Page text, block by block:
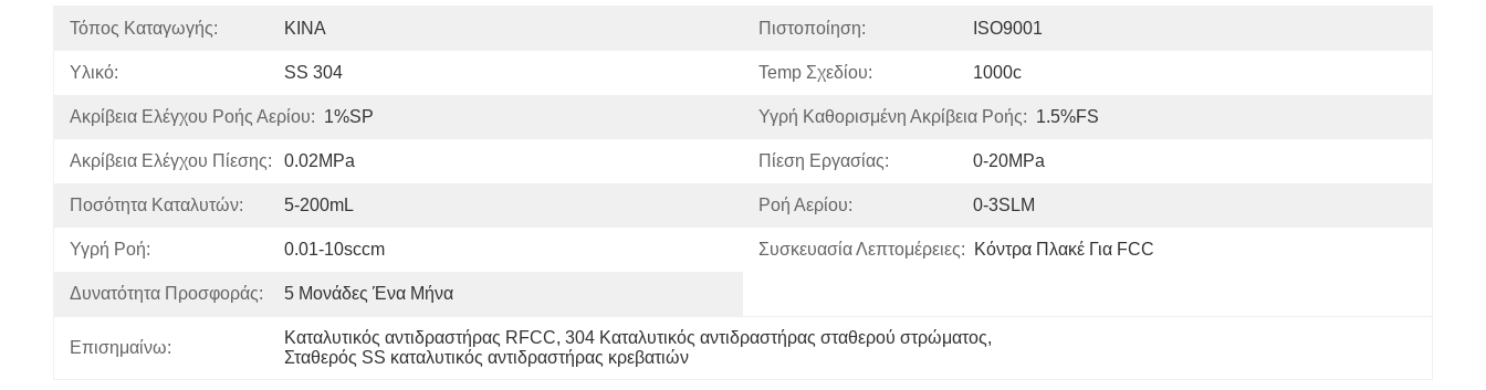
Τόπος Καταγωγής: ΚΙΝΑ Πιστοποίηση: ISO9001
Υλικό: SS 304 Temp Σχεδίου: 1000c
Ακρίβεια Ελέγχου Ροής Αερίου: 1%SP Υγρή Καθορισμένη Ακρίβεια Ροής: 1.5%FS
Ακρίβεια Ελέγχου Πίεσης: 0.02MPa Πίεση Εργασίας: 0-20MPa
Ποσότητα Καταλυτών: 5-200mL Ροή Αερίου: 0-3SLM
Υγρή Ροή: 0.01-10sccm Συσκευασία Λεπτομέρειες: Κόντρα Πλακέ Για FCC
Δυνατότητα Προσφοράς: 5 Μονάδες Ένα Μήνα
Επισημαίνω:
Καταλυτικός αντιδραστήρας RFCC, 304 Καταλυτικός αντιδραστήρας σταθερού στρώματος,
Σταθερός SS καταλυτικός αντιδραστήρας κρεβατιών